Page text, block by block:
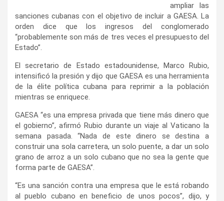
ampliar las
sanciones cubanas con el objetivo de incluir a GAESA. La
orden dice que los ingresos del conglomerado
“probablemente son más de tres veces el presupuesto del
Estado”.
El secretario de Estado estadounidense, Marco Rubio,
intensificó la presión y dijo que GAESA es una herramienta
de la élite política cubana para reprimir a la población
mientras se enriquece.
GAESA “es una empresa privada que tiene más dinero que
el gobierno”, afirmó Rubio durante un viaje al Vaticano la
semana pasada. “Nada de este dinero se destina a
construir una sola carretera, un solo puente, a dar un solo
grano de arroz a un solo cubano que no sea la gente que
forma parte de GAESA”.
“Es una sanción contra una empresa que le está robando
al pueblo cubano en beneficio de unos pocos”, dijo, y